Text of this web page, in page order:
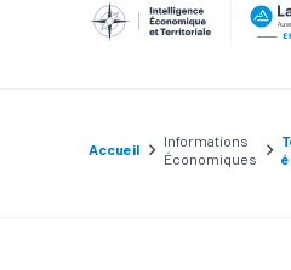
Accueil
Informations
Économiques